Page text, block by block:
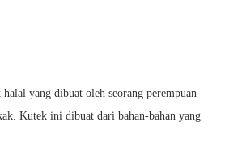
yang dibuat oleh seorang perempuan
Kutek ini dibuat dari bahan-bahan yang